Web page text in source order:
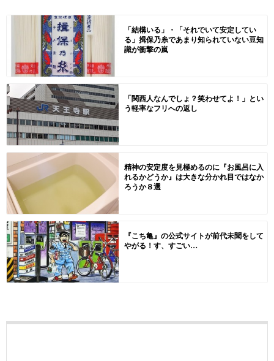
「結構いる」・「それでいて安定してい
る」揖保乃糸であまり知られていない豆知
識が衝撃の嵐
「関西人なんでしょ？笑わせてよ！」とい
う軽率なフリへの返し
精神の安定度を見極めるのに『お風呂に入
れるかどうか』は大きな分かれ目ではなか
ろうか８選
『こち亀』の公式サイトが前代未聞をして
やがる！す、すごい…